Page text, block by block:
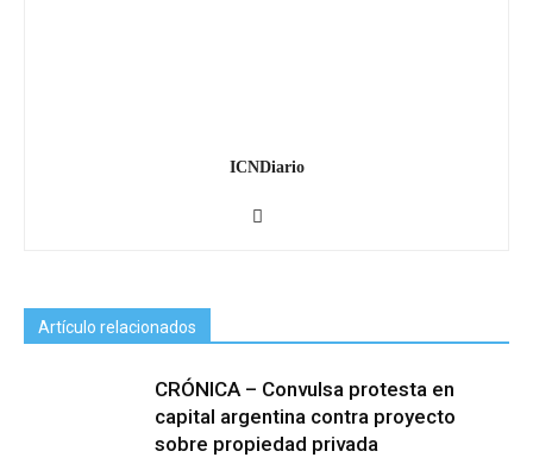
ICNDiario
Artículo relacionados
CRÓNICA – Convulsa protesta en
capital argentina contra proyecto
sobre propiedad privada